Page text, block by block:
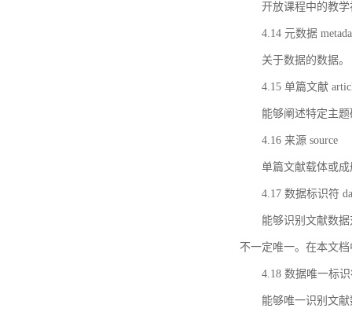
开放课程中的教
4.14 元数据
关于数据的数据。
4.15 单篇文献
能够阐述特定主
4.16 来源 source
单篇文献载体或
4.17 数据标识符
能够识别文献数
不一定唯一。在本文
4.18 数据唯一标
能够唯一识别文